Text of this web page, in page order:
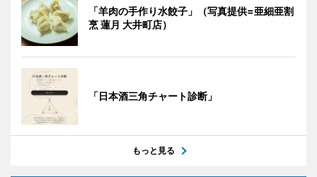
「羊肉の手作り水餃子」（写真提供=亜細亜割
烹 蓮月 大井町店）
「日本酒三角チャート診断」
もっと見る